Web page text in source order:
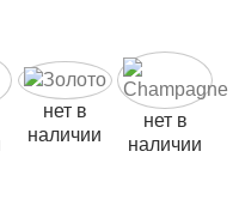
нет в
наличии
нет в
наличии